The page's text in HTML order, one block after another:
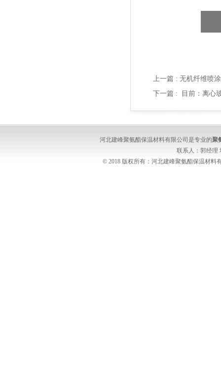
上一篇 : 无机纤维喷
下一篇 :
目前：离心
河北建峰聚氨酯保温材料有限公司是专业的聚
联系人：郭经理
© 2018 版权所有：河北建峰聚氨酯保温材